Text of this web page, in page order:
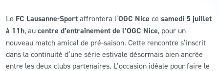
RESTAURATION
CLUB
Le FC Lausanne-Sport affrontera l’OGC Nice ce samedi 5 juillet
à 11h, au centre d’entraînement de l’OGC Nice, pour un
nouveau match amical de pré-saison. Cette rencontre s’inscrit
dans la continuité d’une série estivale désormais bien ancrée
entre les deux clubs partenaires. L’occasion idéale pour faire le